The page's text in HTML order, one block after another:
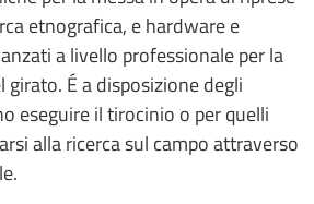
etnografica, e hardware e
a livello professionale per la
É a disposizione degli
eseguire il tirocinio o per quelli
alla ricerca sul campo attraverso